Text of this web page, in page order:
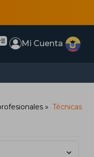
Mi Cuenta
Técnicas